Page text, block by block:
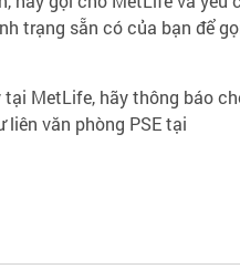
trạng sẵn có của bạn để
MetLife, hãy thông báo
liên văn phòng PSE tại